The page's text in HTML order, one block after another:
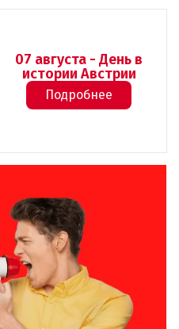
07 августа - День в
истории Австрии
Подробнее